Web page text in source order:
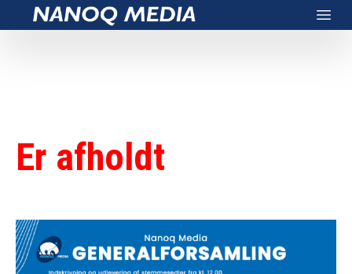
Nanoq Media
Er afholdt